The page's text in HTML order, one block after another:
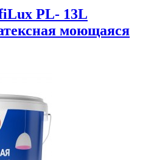
PL- 13L
моющаяся